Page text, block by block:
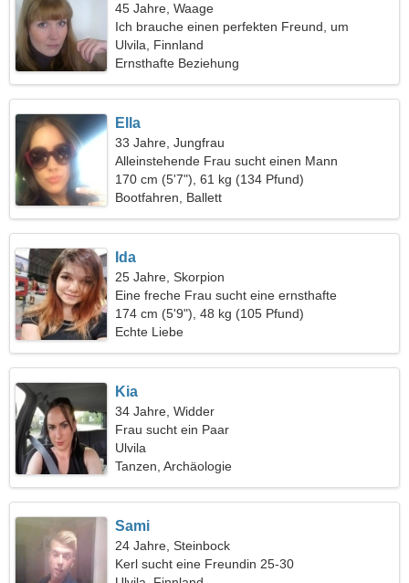
45 Jahre, Waage
Ich brauche einen perfekten Freund, um
zusammen zu reisen
Ulvila, Finnland
Ernsthafte Beziehung
Ella
33 Jahre, Jungfrau
Alleinstehende Frau sucht einen Mann
170 cm (5'7"), 61 kg (134 Pfund)
Bootfahren, Ballett
Ida
25 Jahre, Skorpion
Eine freche Frau sucht eine ernsthafte
Beziehung
174 cm (5'9"), 48 kg (105 Pfund)
Echte Liebe
Kia
34 Jahre, Widder
Frau sucht ein Paar
Ulvila
Tanzen, Archäologie
Sami
24 Jahre, Steinbock
Kerl sucht eine Freundin 25-30